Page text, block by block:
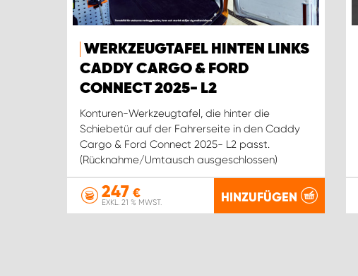
WERKZEUGTAFEL HINTEN LINKS
CADDY CARGO & FORD
CONNECT 2025- L2
Konturen-Werkzeugtafel, die hinter die
Schiebetür auf der Fahrerseite in den Caddy
Cargo & Ford Connect 2025- L2 passt.
(Rücknahme/Umtausch ausgeschlossen)
247 €
EXKL. 21 % MWST. HINZUFÜGEN